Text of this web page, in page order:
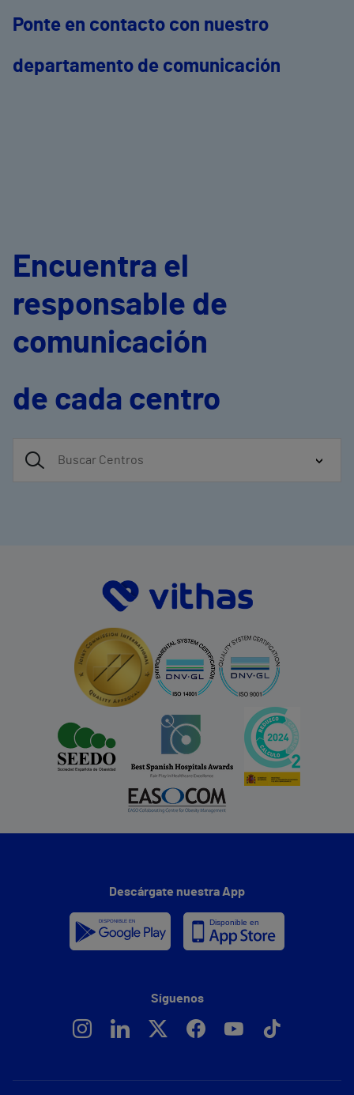
Ponte en contacto con nuestro
departamento de comunicación
Encuentra el
responsable de
comunicación
de cada centro
Descárgate nuestra App
Síguenos